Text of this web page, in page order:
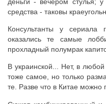
средства - таковы
Консультанты у
оказались те самые
прохладный полумрак
В украинской... Нет, в
тоже самое, но только
те. Разве что в Китае